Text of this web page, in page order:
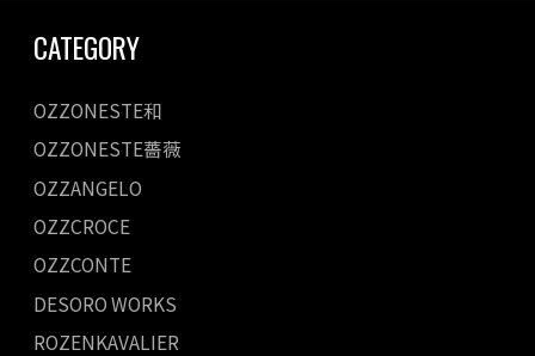
CATEGORY
OZZONESTE和
OZZONESTE薔薇
OZZANGELO
OZZCROCE
OZZCONTE
DESORO WORKS
ROZENKAVALIER